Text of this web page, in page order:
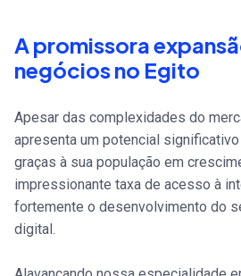
A promissora
negócios no Egito
Apesar das complexidades do
apresenta um potencial
graças à sua população em
impressionante taxa de acesso à
fortemente o desenvolvimento do
digital.